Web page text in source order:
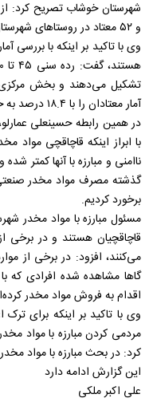
و ۵۲ معتاد در روستاهای شهرستان خوشاب سکونت دارند.
تشکیل می‌دهند و بخش مرکزی
آمار معتادان را با ۱۸.۴ درصد به خودش اختصاص داده است.
در همین رابطه حسینعلی
ناامنی و مبارزه با آنها کمتر
گذشته مصرف مواد مخدر صنعتی
برخورد کردیم.
مسئول مبارزه با مواد مخدر
قاچاقچیان هستند و در برخی
می‌کنند، افزود: در برخی از
گاها مشاهده شده افرادی که
اقدام به فروش مواد مخدر
وی با تاکید بر اینکه برای
مردمی کردن مبارزه با مواد
کرد: در بحث مبارزه با مواد
این گزارش ادامه دارد
علی اکبر ملکی